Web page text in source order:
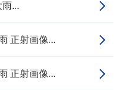
...
正射画像...
正射画像...